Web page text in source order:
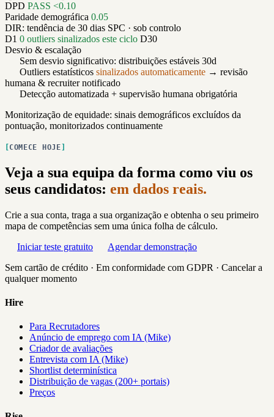
DPD PASS <0.10
Paridade demográfica 0.05
DIR: tendência de 30 dias SPC · sob controlo
D1 0 outliers sinalizados este ciclo D30
Desvio & escalação
Sem desvio significativo: distribuições estáveis 30d
Outliers estatísticos sinalizados automaticamente → revisão
humana & recruiter notificado
Detecção automatizada + supervisão humana obrigatória
Monitorização de equidade: sinais demográficos excluídos da
pontuação, monitorizados continuamente
COMECE HOJE
Veja a sua equipa da forma como viu os
seus candidatos: em dados reais.
Crie a sua conta, traga a sua organização e obtenha o seu primeiro
mapa de competências sem uma única folha de cálculo.
Iniciar teste gratuito
Agendar demonstração
Sem cartão de crédito · Em conformidade com GDPR · Cancelar a
qualquer momento
Hire
Para Recrutadores
Anúncio de emprego com IA (Mike)
Criador de avaliações
Entrevista com IA (Mike)
Shortlist determinística
Distribuição de vagas (200+ portais)
Preços